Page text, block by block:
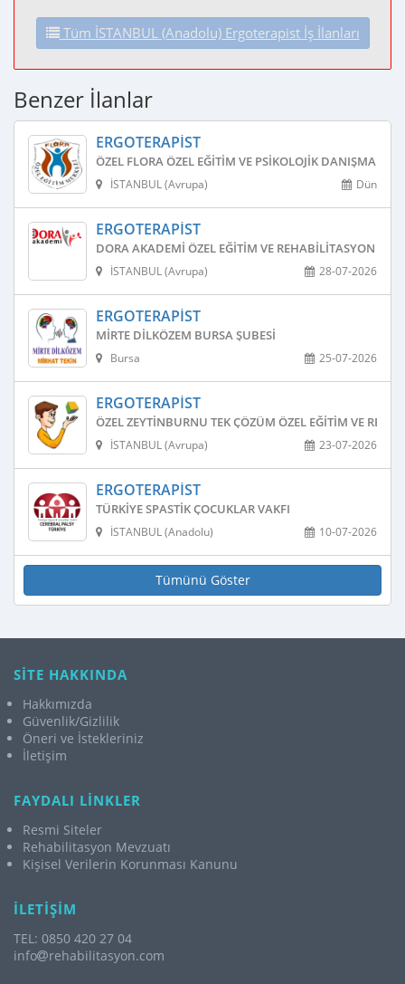
Tüm İSTANBUL (Anadolu) Ergoterapist İş İlanları
Benzer İlanlar
ERGOTERAPIST
ÖZEL FLORA ÖZEL EĞITIM VE PSIKOLOJIK DANIŞMANLIK
Dün
İSTANBUL (Avrupa)
ERGOTERAPIST
DORA AKADEMI ÖZEL EĞITIM VE REHABILITASYON
28-07-2026
İSTANBUL (Avrupa)
ERGOTERAPIST
MIRTE DILKÖZEM BURSA ŞUBESI
25-07-2026
Bursa
ERGOTERAPIST
ÖZEL ZEYTINBURNU TEK ÇÖZÜM ÖZEL EĞITIM VE
23-07-2026
İSTANBUL (Avrupa)
ERGOTERAPIST
TÜRKIYE SPASTIK ÇOCUKLAR VAKFI
10-07-2026
İSTANBUL (Anadolu)
Tümünü Göster
SİTE HAKKINDA
Hakkımızda
Güvenlik/Gizlilik
Öneri ve İstekleriniz
İletişim
FAYDALI LİNKLER
Resmi Siteler
Rehabilitasyon Mevzuatı
Kişisel Verilerin Korunması Kanunu
İLETİŞİM
TEL: 0850 420 27 04
info
rehabilitasyon.com